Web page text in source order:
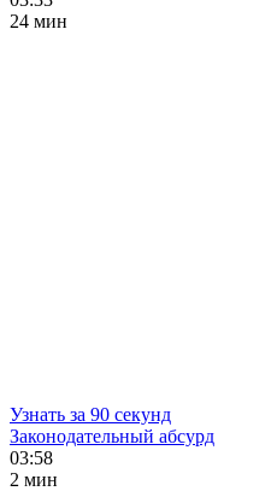
24 мин
Узнать за 90 секунд
Законодательный абсурд
03:58
2 мин